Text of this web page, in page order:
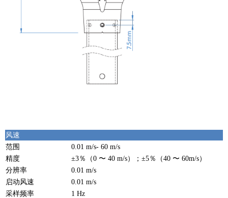
风速
范围
0.01 m/s- 60 m/s
精度
±3％（0 〜 40 m/s）；±5％（40 〜 60m/s）
分辨率
0.01 m/s
启动风速
0.01 m/s
采样频率
1 Hz